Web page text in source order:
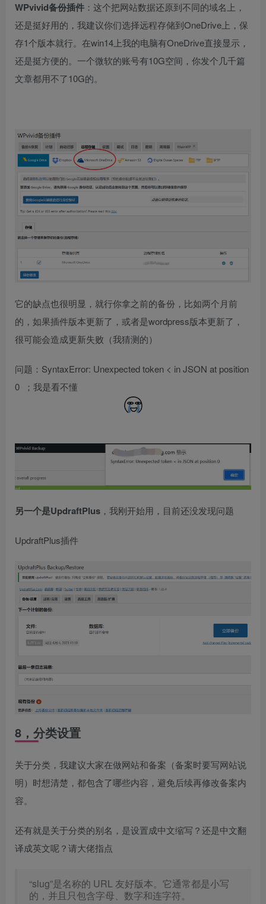
WPvivid备份插件 ：这个把网站数据还原到不同的域名上，
还是挺好用的，我建议你们选择远程存储到OneDrive上，保
存1个版本就行。在win14上我的电脑有OneDrive直接显示，
还是挺方便的。一个微软的账号有10G空间，你发个几千篇
文章都用不了10G的。
它的缺点也很明显，就行你拿之前的备份，比如两个月前
的，如果插件版本更新了，或者是wordpress版本更新了，
很可能会造成更新失败（我猜测的）
问题：SyntaxError: Unexpected token < in JSON at position
0 ；我是看不懂
另一个是UpdraftPlus ，我刚开始用，目前还没发现问题
UpdraftPlus插件
8，分类设置
关于分类，我建议大家在做网站和备案（备案时要写网站说
明）时想清楚，都包含了哪些内容，避免后续再修改备案内
容。
还有就是关于分类的别名，是设置成中文缩写？还是中文翻
译成英文呢？请大佬指点
“slug”是名称的 URL 友好版本。它通常都是小写
的，并且只包含字母、数字和连字符。